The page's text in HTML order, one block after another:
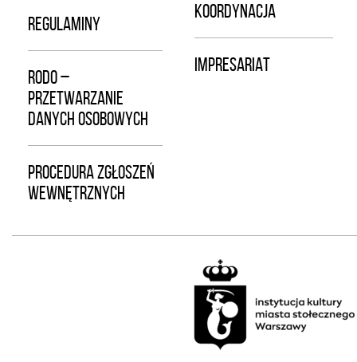
REGULAMINY
RODO –
PRZETWARZANIE
DANYCH OSOBOWYCH
PROCEDURA ZGŁOSZEŃ
WEWNĘTRZNYCH
KOORDYNACJA
IMPRESARIAT